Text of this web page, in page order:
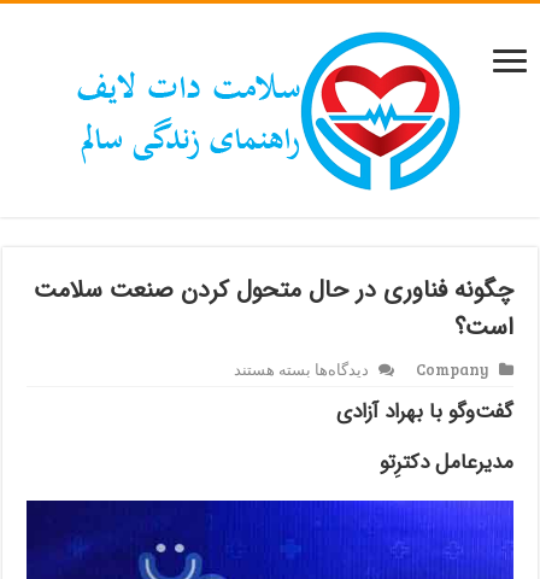
چگونه فناوری در حال متحول کردن صنعت سلامت
است؟
Company دیدگاه‌ها برای
کردن
سلامت
است؟
بسته هستند
گفت‌وگو با بهراد آزادی
مدیرعامل دکترِتو